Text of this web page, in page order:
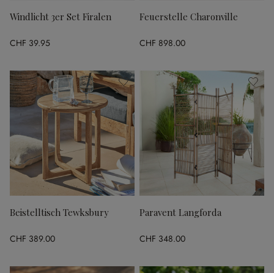
Windlicht 3er Set Firalen
CHF 39.95
Feuerstelle Charonville
CHF 898.00
Beistelltisch Tewksbury
CHF 389.00
Paravent Langforda
CHF 348.00